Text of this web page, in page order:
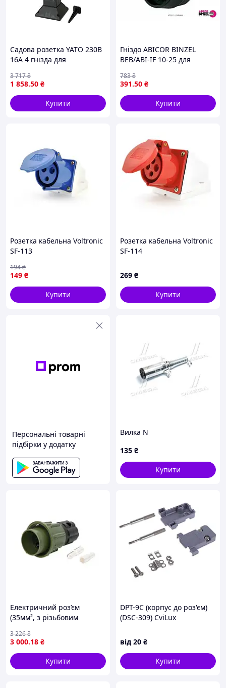
Садова розетка YATO 230В
16А 4 гнізда для
пристроїв на вулиці
1 858.50 ₴
3 717₴
Купити
Гніздо ABICOR BINZEL
BEB/ABI-IF 10-25 для
струмом 125-200 А
391.50 ₴
783₴
Купити
Розетка кабельна Voltronic
SF-113
149 ₴
194₴
Купити
Розетка кабельна Voltronic
SF-114
269 ₴
Купити
Персональні товарні
підбірки у додатку
Вилка N
135 ₴
Купити
Електричний роз’єм
(35мм², з різьбовим
високих навантажень,
чорний) TRUCKLIGHT PL-
EC35/2-G-ALU Z NAK
3 000.18 ₴
3 226₴
Купити
DPT-9C (корпус до роз'єм)
(DSC-309) CviLux
від 20 ₴
Купити